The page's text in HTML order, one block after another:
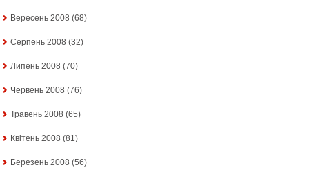
Вересень 2008 (68)
Серпень 2008 (32)
Липень 2008 (70)
Червень 2008 (76)
Травень 2008 (65)
Квітень 2008 (81)
Березень 2008 (56)